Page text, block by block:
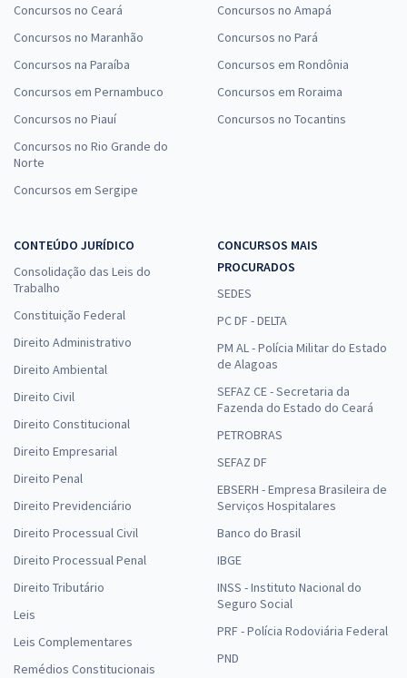
Concursos no Ceará
Concursos no Maranhão
Concursos na Paraíba
Concursos em Pernambuco
Concursos no Piauí
Concursos no Rio Grande do
Norte
Concursos em Sergipe
Concursos no Amapá
Concursos no Pará
Concursos em Rondônia
Concursos em Roraima
Concursos no Tocantins
CONTEÚDO JURÍDICO
Consolidação das Leis do
Trabalho
Constituição Federal
Direito Administrativo
Direito Ambiental
Direito Civil
Direito Constitucional
Direito Empresarial
Direito Penal
Direito Previdenciário
Direito Processual Civil
Direito Processual Penal
Direito Tributário
Leis
Leis Complementares
Remédios Constitucionais
CONCURSOS MAIS
PROCURADOS
SEDES
PC DF - DELTA
PM AL - Polícia Militar do Estado
de Alagoas
SEFAZ CE - Secretaria da
Fazenda do Estado do Ceará
PETROBRAS
SEFAZ DF
EBSERH - Empresa Brasileira de
Serviços Hospitalares
Banco do Brasil
IBGE
INSS - Instituto Nacional do
Seguro Social
PRF - Polícia Rodoviária Federal
PND